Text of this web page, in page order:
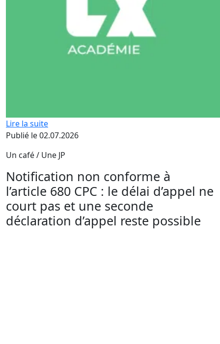
Lire la suite
Publié le 02.07.2026
Un café / Une JP
Notification non conforme à
l’article 680 CPC : le délai d’appel ne
court pas et une seconde
déclaration d’appel reste possible